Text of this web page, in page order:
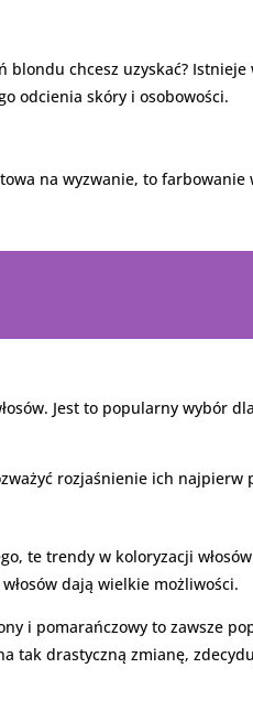
chcesz uzyskać?
odcienia skóry i osobowości.
na wyzwanie, to farbowanie
Jest to popularny wybór
rozjaśnienie ich
te trendy w koloryzacji
dają wielkie możliwości.
i pomarańczowy to zawsze
tak drastyczną zmianę,